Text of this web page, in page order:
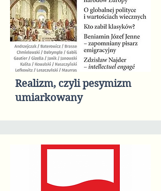
Realizm, czyli pesymizm
umiarkowany